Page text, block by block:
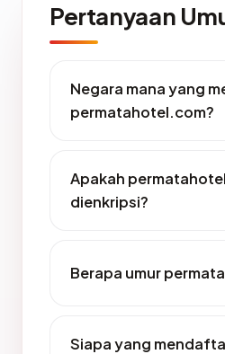
Pertanyaan
Negara mana yang
permatahotel.com?
Apakah
dienkripsi?
Berapa umur
Siapa yang